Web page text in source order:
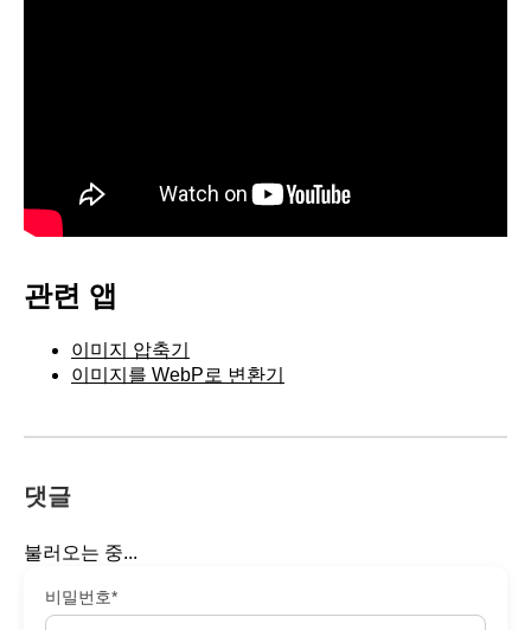
관련 앱
이미지 압축기
이미지를 WebP로 변환기
댓글
불러오는 중...
비밀번호*